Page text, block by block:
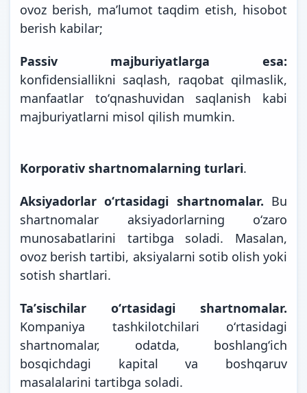
ovoz berish, maʼlumot taqdim etish, hisobot
berish kabilar;
Passiv majburiyatlarga esa:
konfidensiallikni saqlash, raqobat qilmaslik,
manfaatlar toʻqnashuvidan saqlanish kabi
majburiyatlarni misol qilish mumkin.
Korporativ shartnomalarning turlari.
Aksiyadorlar oʻrtasidagi shartnomalar. Bu
shartnomalar aksiyadorlarning oʻzaro
munosabatlarini tartibga soladi. Masalan,
ovoz berish tartibi, aksiyalarni sotib olish yoki
sotish shartlari.
Taʼsischilar oʻrtasidagi shartnomalar.
Kompaniya tashkilotchilari oʻrtasidagi
shartnomalar, odatda, boshlangʻich
bosqichdagi kapital va boshqaruv
masalalarini tartibga soladi.